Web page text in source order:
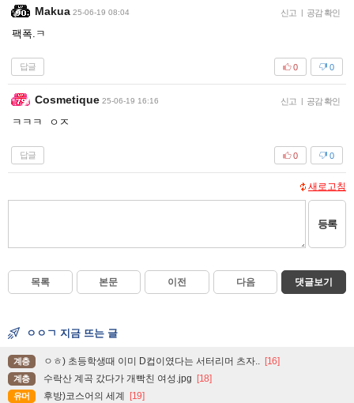
Makua 25-06-19 08:04 신고 | 공감 확인
팩폭.ㅋ
답글 0
0
Cosmetique 25-06-19 16:16 신고 | 공감 확인
ㅋㅋㅋ ㅇㅈ
답글 0
0
새로고침
등록
목록 본문 이전 다음 댓글보기
ㅇㅇㄱ 지금 뜨는 글
계층 ㅇㅎ) 초등학생때 이미 D컵이였다는 서터리머 츠자.. [16]
계층 수락산 계곡 갔다가 개빡친 여성.jpg [18]
유머 후방)코스어의 세계 [19]